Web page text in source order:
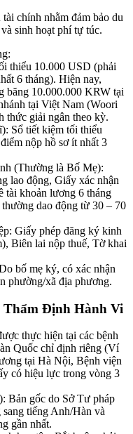
chính nhằm đảm bảo du
sinh hoạt phí tự túc.
thiểu 10.000 USD (phải
6 tháng). Hiện nay,
băng 10.000.000 KRW tại
tại Việt Nam (Woori
thức giải ngân theo kỳ.
Sổ tiết kiệm tối thiểu
nộp hồ sơ ít nhất 3
(Thường là Bố Mẹ):
lao động, Giấy xác nhận
tài khoản lương 6 tháng
dao động từ 30 – 70
Giấy phép đăng ký kinh
Biên lai nộp thuế, Tờ khai
bố mẹ ký, có xác nhận
phường/xã địa phương.
Thẩm Định Hành Vi
thực hiện tại các bệnh
Quốc chỉ định riêng (Ví
tại Hà Nội, Bệnh viện
có hiệu lực trong vòng 3
Bản gốc do Sở Tư pháp
tiếng Anh/Hàn và
gần nhất.